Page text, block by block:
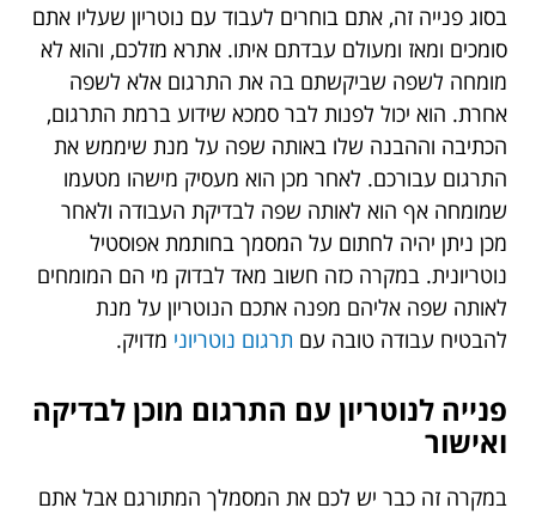
בסוג פנייה זה, אתם בוחרים לעבוד עם נוטריון שעליו אתם
סומכים ומאז ומעולם עבדתם איתו. אתרא מזלכם, והוא לא
מומחה לשפה שביקשתם בה את התרגום אלא לשפה
אחרת. הוא יכול לפנות לבר סמכא שידוע ברמת התרגום,
הכתיבה וההבנה שלו באותה שפה על מנת שיממש את
התרגום עבורכם. לאחר מכן הוא מעסיק מישהו מטעמו
שמומחה אף הוא לאותה שפה לבדיקת העבודה ולאחר
מכן ניתן יהיה לחתום על המסמך בחותמת אפוסטיל
נוטריונית. במקרה כזה חשוב מאד לבדוק מי הם המומחים
לאותה שפה אליהם מפנה אתכם הנוטריון על מנת
להבטיח עבודה טובה עם תרגום נוטריוני מדויק.
פנייה לנוטריון עם התרגום מוכן לבדיקה
ואישור
במקרה זה כבר יש לכם את המסמלך המתורגם אבל אתם